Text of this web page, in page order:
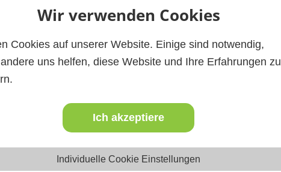
Wir verwenden Cookies
Cookies auf unserer Website. Einige sind notwendig,
uns helfen, diese Website und Ihre Erfahrungen zu
Ich akzeptiere
Individuelle Cookie Einstellungen